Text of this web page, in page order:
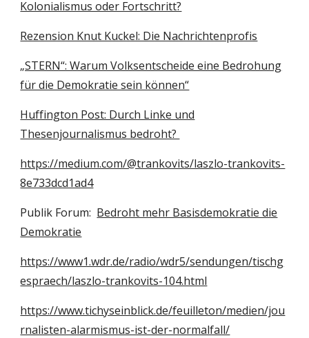
Kolonialismus oder Fortschritt?
Rezension Knut Kuckel: Die Nachrichtenprofis
„STERN“: Warum Volksentscheide eine Bedrohung
für die Demokratie sein können“
Huffington Post: Durch Linke und
Thesenjournalismus bedroht?
https://medium.com/@trankovits/laszlo-trankovits-
8e733dcd1ad4
Publik Forum: Bedroht mehr Basisdemokratie die
Demokratie
https://www1.wdr.de/radio/wdr5/sendungen/tischg
espraech/laszlo-trankovits-104.html
https://www.tichyseinblick.de/feuilleton/medien/jou
rnalisten-alarmismus-ist-der-normalfall/